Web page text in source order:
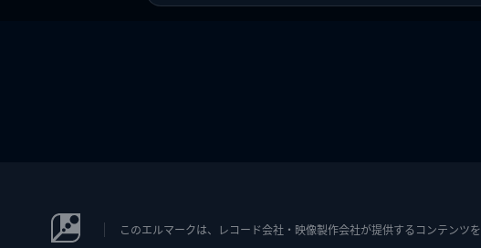
このエルマークは、レコード会社・映像製作会社が提供するコンテンツ